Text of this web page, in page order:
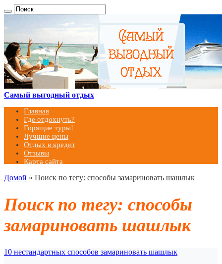
Самый выгодный отдых
Главная
Где отдохнуть?
Горящие туры!
Лучшие цены
Отдых в кредит
Отзывы
Карта сайта
Домой » Поиск по тегу: способы замариновать шашлык
Поиск по тегу: способы
замариновать шашлык
10 нестандартных способов замариновать шашлык